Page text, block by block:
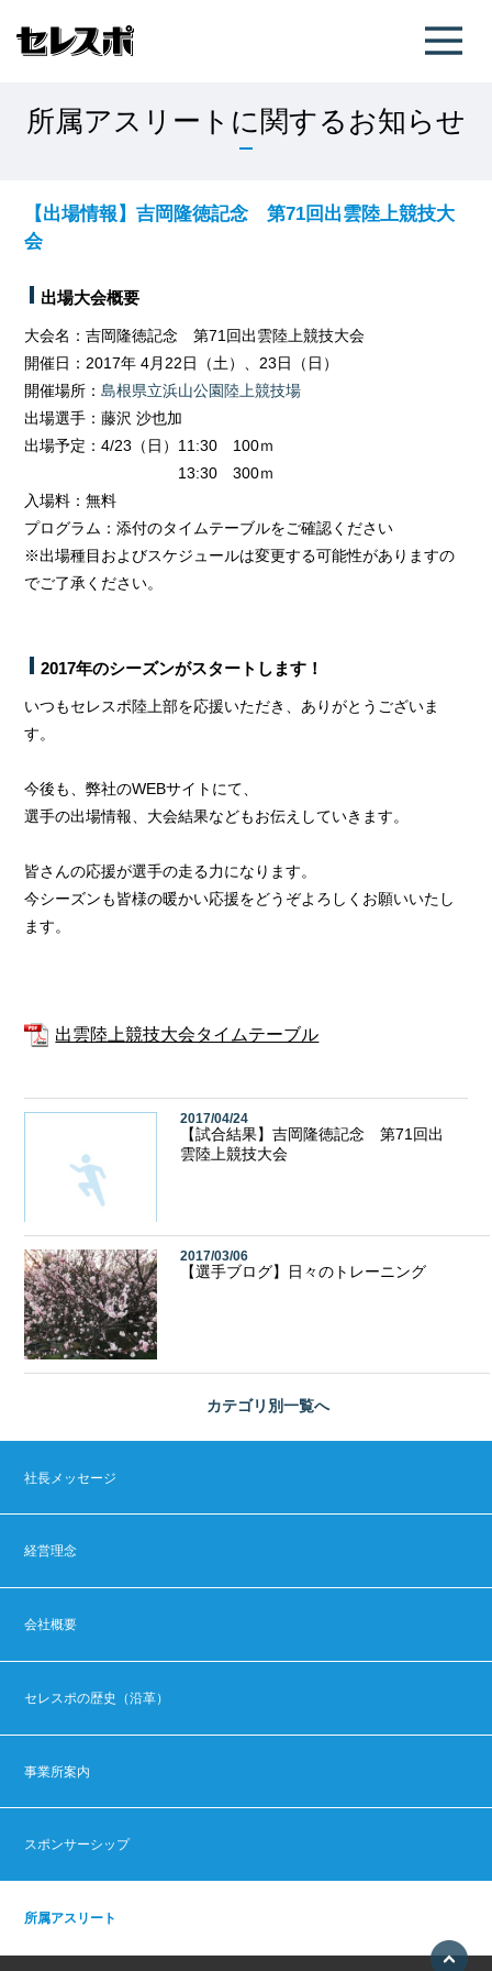
所属アスリートに関するお知らせ
【出場情報】吉岡隆徳記念 第71回出雲陸上競技大
会
出場大会概要
大会名：吉岡隆徳記念 第71回出雲陸上競技大会
開催日：2017年 4月22日（土）、23日（日）
開催場所：島根県立浜山公園陸上競技場
出場選手：藤沢 沙也加
出場予定：4/23（日）11:30 100ｍ
13:30 300ｍ
入場料：無料
プログラム：添付のタイムテーブルをご確認ください
※出場種目およびスケジュールは変更する可能性がありますの
でご了承ください。
2017年のシーズンがスタートします！
いつもセレスポ陸上部を応援いただき、ありがとうございま
す。
今後も、弊社のWEBサイトにて、
選手の出場情報、大会結果などもお伝えしていきます。
皆さんの応援が選手の走る力になります。
今シーズンも皆様の暖かい応援をどうぞよろしくお願いいたし
ます。
出雲陸上競技大会タイムテーブル
2017/04/24
【試合結果】吉岡隆徳記念 第71回出
雲陸上競技大会
カテゴリ別一覧へ
2017/03/06
【選手ブログ】日々のトレーニング
社長メッセージ
経営理念
会社概要
セレスポの歴史（沿革）
事業所案内
スポンサーシップ
所属アスリート